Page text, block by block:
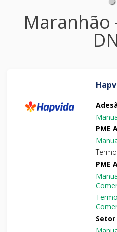
Maranhão
PME
PME